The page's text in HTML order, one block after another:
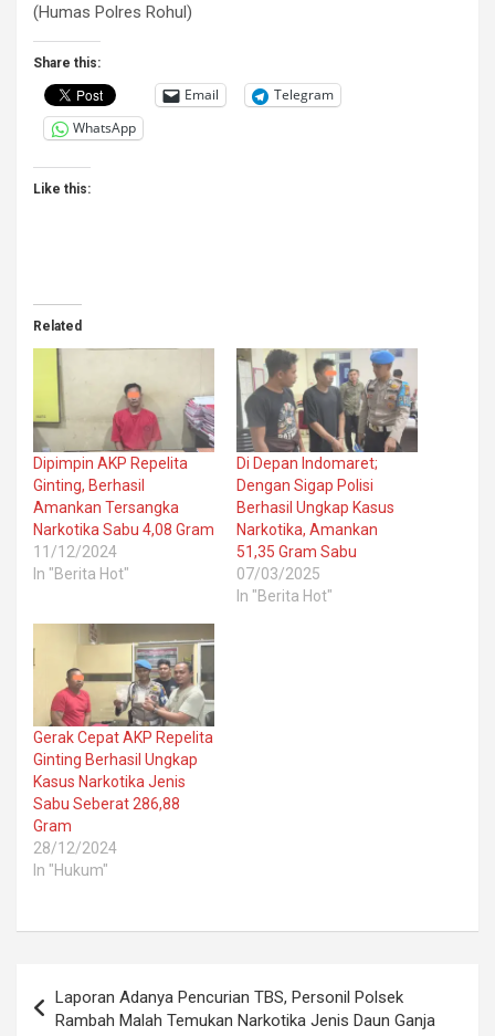
(Humas Polres Rohul)
Share this:
Email
Telegram
WhatsApp
Like this:
Related
Dipimpin AKP Repelita
Ginting, Berhasil
Amankan Tersangka
Narkotika Sabu 4,08 Gram
11/12/2024
In "Berita Hot"
Di Depan Indomaret;
Dengan Sigap Polisi
Berhasil Ungkap Kasus
Narkotika, Amankan
51,35 Gram Sabu
07/03/2025
In "Berita Hot"
Gerak Cepat AKP Repelita
Ginting Berhasil Ungkap
Kasus Narkotika Jenis
Sabu Seberat 286,88
Gram
28/12/2024
In "Hukum"
navigation
Laporan Adanya Pencurian TBS, Personil Polsek
Rambah Malah Temukan Narkotika Jenis Daun Ganja